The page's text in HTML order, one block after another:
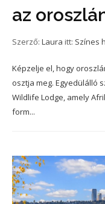
az
Szerző: Laura itt: Színes
Képzelje el, hogy
osztja meg. Egyedülálló
Wildlife Lodge, amely
form...